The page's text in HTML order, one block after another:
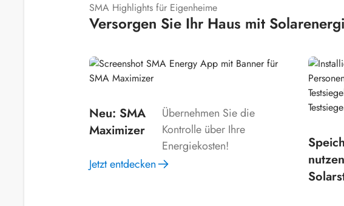
SMA Highlights für Eigenheime
Versorgen Sie Ihr Haus mit
Neu: SMA
Maximizer
Übernehmen Sie die
Kontrolle über Ihre
Energiekosten!
Jetzt entdecken